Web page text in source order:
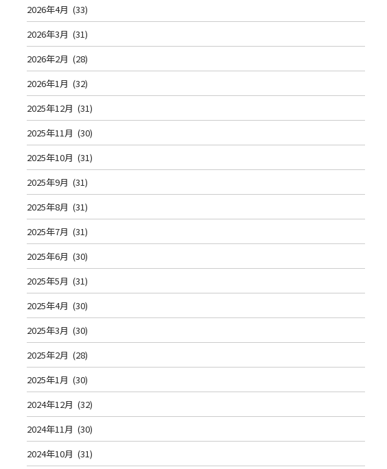
2026年4月 (33)
2026年3月 (31)
2026年2月 (28)
2026年1月 (32)
2025年12月 (31)
2025年11月 (30)
2025年10月 (31)
2025年9月 (31)
2025年8月 (31)
2025年7月 (31)
2025年6月 (30)
2025年5月 (31)
2025年4月 (30)
2025年3月 (30)
2025年2月 (28)
2025年1月 (30)
2024年12月 (32)
2024年11月 (30)
2024年10月 (31)